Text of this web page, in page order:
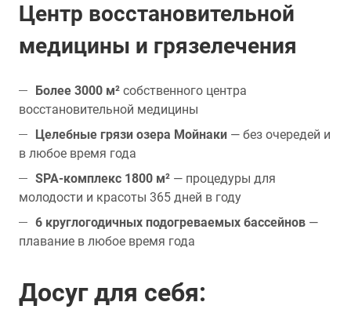
Центр восстановительной
медицины и грязелечения
Более 3000 м² собственного центра
восстановительной медицины
Целебные грязи озера Мойнаки — без очередей и
в любое время года
SPA-комплекс 1800 м² — процедуры для
молодости и красоты 365 дней в году
6 круглогодичных подогреваемых бассейнов —
плавание в любое время года
Досуг для себя: